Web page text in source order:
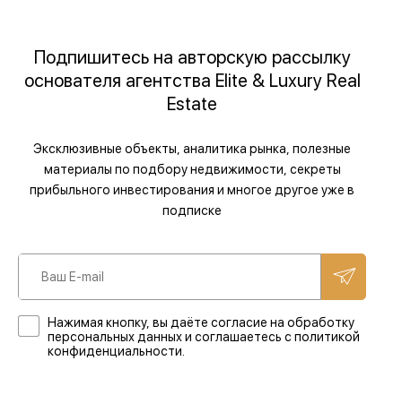
Подпишитесь на авторскую рассылку
основателя агентства Elite & Luxury Real
Estate
Эксклюзивные объекты, аналитика рынка, полезные
материалы по подбору недвижимости, секреты
прибыльного инвестирования и многое другое уже в
подписке
Нажимая кнопку, вы даёте согласие на обработку
персональных данных и соглашаетесь с политикой
конфиденциальности.